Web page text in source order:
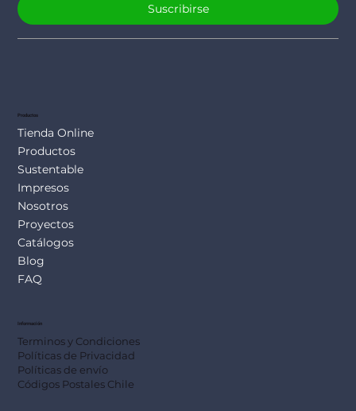
Suscribirse
Productos
Tienda Online
Productos
Sustentable
Impresos
Nosotros
Proyectos
Catálogos
Blog
FAQ
Información
Terminos y Condiciones
Políticas de Privacidad
Políticas de envío
Códigos Postales Chile